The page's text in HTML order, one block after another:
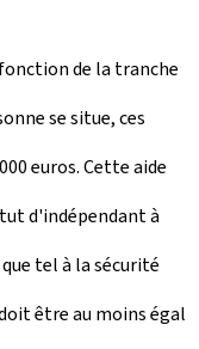
de la tranche
se situe, ces
euros. Cette aide
d'indépendant à
tel à la sécurité
être au moins égal